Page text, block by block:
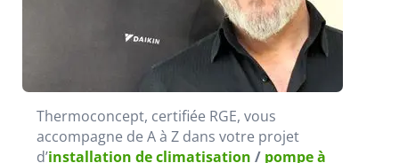
Thermoconcept, certifiée RGE, vous
accompagne de A à Z dans votre projet
d’installation de climatisation / pompe à